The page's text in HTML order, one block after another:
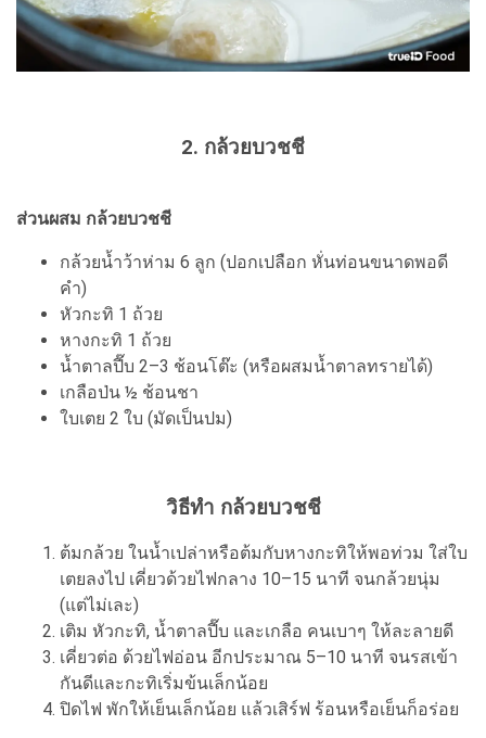
2. กล้วยบวชชี
ส่วนผสม กล้วยบวชชี
กล้วยน้ำว้าห่าม 6 ลูก (ปอกเปลือก หั่นท่อนขนาดพอดี
คำ)
หัวกะทิ 1 ถ้วย
หางกะทิ 1 ถ้วย
น้ำตาลปี๊บ 2–3 ช้อนโต๊ะ (หรือผสมน้ำตาลทรายได้)
เกลือป่น ½ ช้อนชา
ใบเตย 2 ใบ (มัดเป็นปม)
วิธีทำ กล้วยบวชชี
ต้มกล้วย ในน้ำเปล่าหรือต้มกับหางกะทิให้พอท่วม ใส่ใบ
เตยลงไป เคี่ยวด้วยไฟกลาง 10–15 นาที จนกล้วยนุ่ม
(แต่ไม่เละ)
เติม หัวกะทิ, น้ำตาลปี๊บ และเกลือ คนเบาๆ ให้ละลายดี
เคี่ยวต่อ ด้วยไฟอ่อน อีกประมาณ 5–10 นาที จนรสเข้า
กันดีและกะทิเริ่มข้นเล็กน้อย
ปิดไฟ พักให้เย็นเล็กน้อย แล้วเสิร์ฟ ร้อนหรือเย็นก็อร่อย